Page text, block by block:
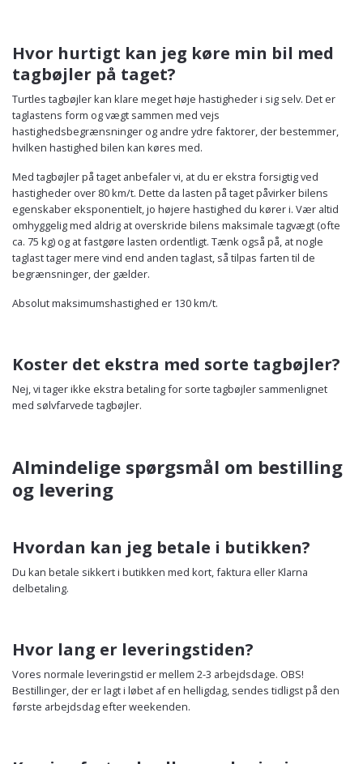
Hvor hurtigt kan jeg køre min bil med
tagbøjler på taget?
Turtles tagbøjler kan klare meget høje hastigheder i sig selv. Det er
taglastens form og vægt sammen med vejs
hastighedsbegrænsninger og andre ydre faktorer, der bestemmer,
hvilken hastighed bilen kan køres med.
Med tagbøjler på taget anbefaler vi, at du er ekstra forsigtig ved
hastigheder over 80 km/t. Dette da lasten på taget påvirker bilens
egenskaber eksponentielt, jo højere hastighed du kører i. Vær altid
omhyggelig med aldrig at overskride bilens maksimale tagvægt (ofte
ca. 75 kg) og at fastgøre lasten ordentligt. Tænk også på, at nogle
taglast tager mere vind end anden taglast, så tilpas farten til de
begrænsninger, der gælder.
Absolut maksimumshastighed er 130 km/t.
Koster det ekstra med sorte tagbøjler?
Nej, vi tager ikke ekstra betaling for sorte tagbøjler sammenlignet
med sølvfarvede tagbøjler.
Almindelige spørgsmål om bestilling
og levering
Hvordan kan jeg betale i butikken?
Du kan betale sikkert i butikken med kort, faktura eller Klarna
delbetaling.
Hvor lang er leveringstiden?
Vores normale leveringstid er mellem 2-3 arbejdsdage. OBS!
Bestillinger, der er lagt i løbet af en helligdag, sendes tidligst på den
første arbejdsdag efter weekenden.